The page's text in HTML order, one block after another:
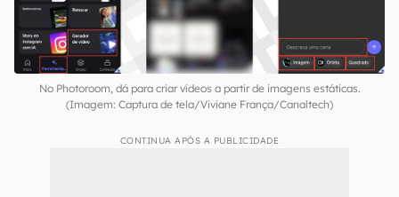
No Photoroom, dá para criar vídeos a partir de imagens estáticas.
(Imagem: Captura de tela/Viviane França/Canaltech)
CONTINUA APÓS A PUBLICIDADE